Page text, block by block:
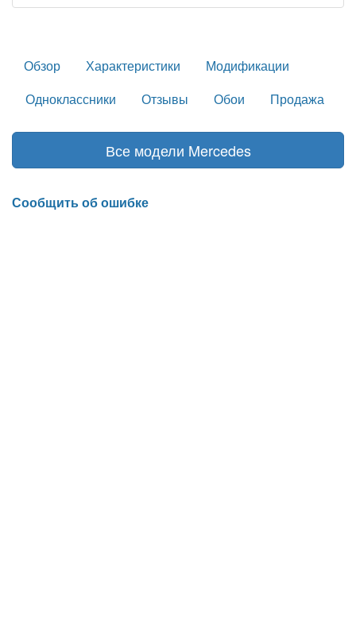
Обзор Характеристики
Модификации
Одноклассники
Отзывы Обои Продажа
Все модели Mercedes
Сообщить об ошибке